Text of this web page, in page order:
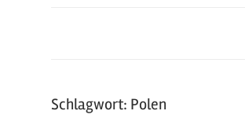
Schlagwort: Polen